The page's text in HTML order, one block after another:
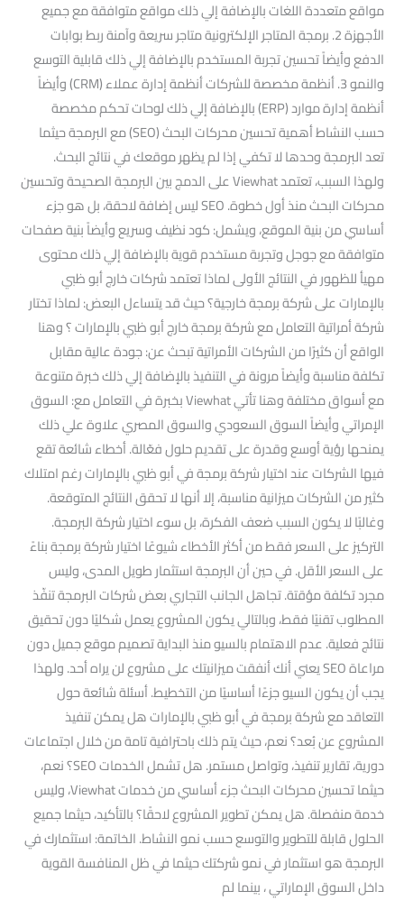
مواقع متعددة اللغات بالإضافة إلي ذلك مواقع متوافقة مع جميع
الأجهزة 2. برمجة المتاجر الإلكترونية متاجر سريعة وآمنة ربط بوابات
الدفع وأيضاً تحسين تجربة المستخدم بالإضافة إلي ذلك قابلية التوسع
والنمو 3. أنظمة مخصصة للشركات أنظمة إدارة عملاء (CRM) وأيضاً
أنظمة إدارة موارد (ERP) بالإضافة إلي ذلك لوحات تحكم مخصصة
حسب النشاط أهمية تحسين محركات البحث (SEO) مع البرمجة حيثما
تعد البرمجة وحدها لا تكفي إذا لم يظهر موقعك في نتائج البحث.
ولهذا السبب، تعتمد Viewhat على الدمج بين البرمجة الصحيحة وتحسين
محركات البحث منذ أول خطوة. SEO ليس إضافة لاحقة، بل هو جزء
أساسي من بنية الموقع، ويشمل: كود نظيف وسريع وأيضاً بنية صفحات
متوافقة مع جوجل وتجربة مستخدم قوية بالإضافة إلي ذلك محتوى
مهيأ للظهور في النتائج الأولى لماذا تعتمد شركات خارج أبو ظبي
بالإمارات على شركة برمجة خارجية؟ حيث قد يتساءل البعض: لماذا تختار
شركة أمراتية التعامل مع شركة برمجة خارج أبو ظبي بالإمارات ؟ وهنا
الواقع أن كثيرًا من الشركات الأمراتية تبحث عن: جودة عالية مقابل
تكلفة مناسبة وأيضاً مرونة في التنفيذ بالإضافة إلي ذلك خبرة متنوعة
مع أسواق مختلفة وهنا تأتي Viewhat بخبرة في التعامل مع: السوق
الإمراتي وأيضاً السوق السعودي والسوق المصري علاوة علي ذلك
يمنحها رؤية أوسع وقدرة على تقديم حلول فعّالة. أخطاء شائعة تقع
فيها الشركات عند اختيار شركة برمجة في أبو ظبي بالإمارات رغم امتلاك
كثير من الشركات ميزانية مناسبة، إلا أنها لا تحقق النتائج المتوقعة.
وغالبًا لا يكون السبب ضعف الفكرة، بل سوء اختيار شركة البرمجة.
التركيز على السعر فقط من أكثر الأخطاء شيوعًا اختيار شركة برمجة بناءً
على السعر الأقل. في حين أن البرمجة استثمار طويل المدى، وليس
مجرد تكلفة مؤقتة. تجاهل الجانب التجاري بعض شركات البرمجة تنفّذ
المطلوب تقنيًا فقط، وبالتالي يكون المشروع يعمل شكليًا دون تحقيق
نتائج فعلية. عدم الاهتمام بالسيو منذ البداية تصميم موقع جميل دون
مراعاة SEO يعني أنك أنفقت ميزانيتك على مشروع لن يراه أحد. ولهذا
يجب أن يكون السيو جزءًا أساسيًا من التخطيط. أسئلة شائعة حول
التعاقد مع شركة برمجة في أبو ظبي بالإمارات هل يمكن تنفيذ
المشروع عن بُعد؟ نعم، حيث يتم ذلك باحترافية تامة من خلال اجتماعات
دورية، تقارير تنفيذ، وتواصل مستمر. هل تشمل الخدمات SEO؟ نعم،
حيثما تحسين محركات البحث جزء أساسي من خدمات Viewhat، وليس
خدمة منفصلة. هل يمكن تطوير المشروع لاحقًا؟ بالتأكيد، حيثما جميع
الحلول قابلة للتطوير والتوسع حسب نمو النشاط. الخاتمة: استثمارك في
البرمجة هو استثمار في نمو شركتك حيثما في ظل المنافسة القوية
داخل السوق الإماراتي ، بينما لم